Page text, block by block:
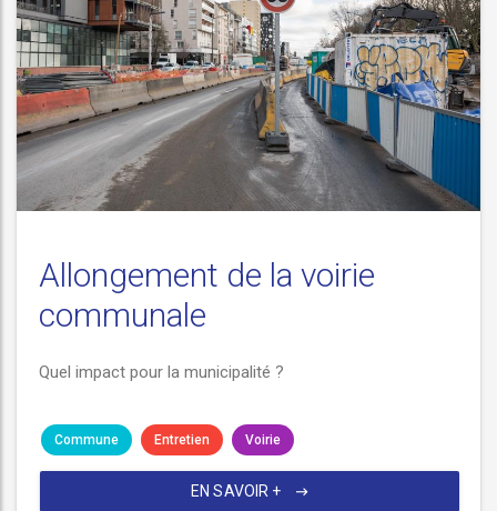
Allongement de la voirie
communale
Quel impact pour la municipalité ?
Commune Entretien Voirie
EN SAVOIR +